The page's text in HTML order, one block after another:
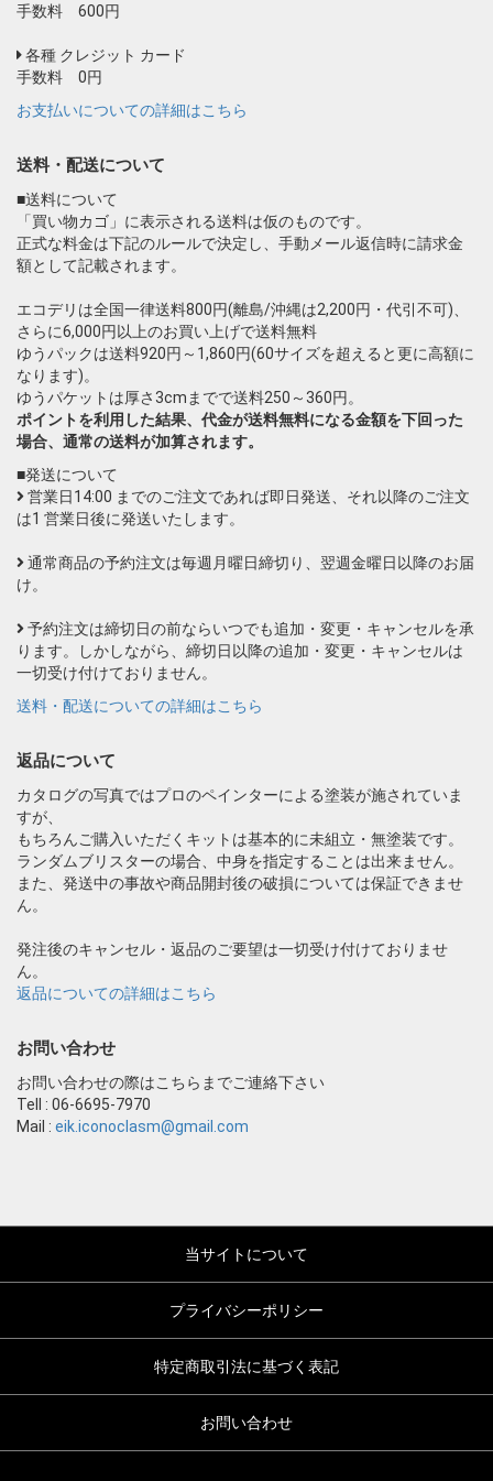
手数料 600円
各種 クレジット カード
手数料 0円
お支払いについての詳細はこちら
送料・配送について
■送料について
「買い物カゴ」に表示される送料は仮のものです。
正式な料金は下記のルールで決定し、手動メール返信時に請求金
額として記載されます。
エコデリは全国一律送料800円(離島/沖縄は2,200円・代引不可)、
さらに6,000円以上のお買い上げで送料無料
ゆうパックは送料920円～1,860円(60サイズを超えると更に高額に
なります)。
ゆうパケットは厚さ3cmまでで送料250～360円。
ポイントを利用した結果、代金が送料無料になる金額を下回った
場合、通常の送料が加算されます。
■発送について
営業日14:00 までのご注文であれば即日発送、それ以降のご注文
は1 営業日後に発送いたします。
通常商品の予約注文は毎週月曜日締切り、翌週金曜日以降のお届
け。
予約注文は締切日の前ならいつでも追加・変更・キャンセルを承
ります。しかしながら、締切日以降の追加・変更・キャンセルは
一切受け付けておりません。
送料・配送についての詳細はこちら
返品について
カタログの写真ではプロのペインターによる塗装が施されていま
すが、
もちろんご購入いただくキットは基本的に未組立・無塗装です。
ランダムブリスターの場合、中身を指定することは出来ません。
また、発送中の事故や商品開封後の破損については保証できませ
ん。
発注後のキャンセル・返品のご要望は一切受け付けておりませ
ん。
返品についての詳細はこちら
お問い合わせ
お問い合わせの際はこちらまでご連絡下さい
Tell : 06-6695-7970
Mail : eik.iconoclasm@gmail.com
当サイトについて
プライバシーポリシー
特定商取引法に基づく表記
お問い合わせ